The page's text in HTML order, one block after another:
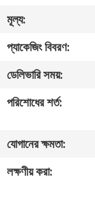
ভ্রমণ
মান
নিয়ন্ত্রণ
যোগাযোগ
করুন
মূল্য:
প্যাকেজিং বিবরণ:
ডেলিভারি সময়:
পরিশোধের শর্ত:
যোগানের ক্ষমতা:
লক্ষণীয় করা: